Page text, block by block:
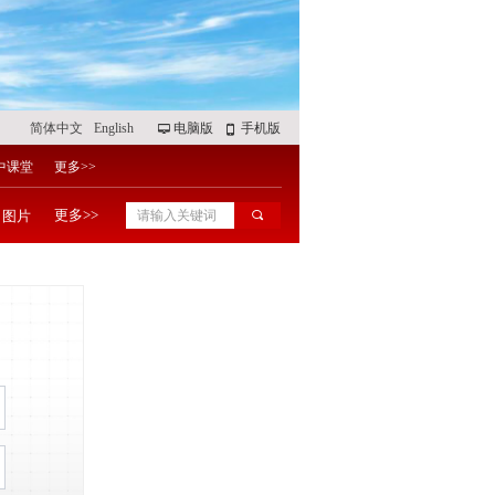
简体中文 English 넡 电脑版 넓 手机版
课堂
끠
更多>>
更多>>
图片